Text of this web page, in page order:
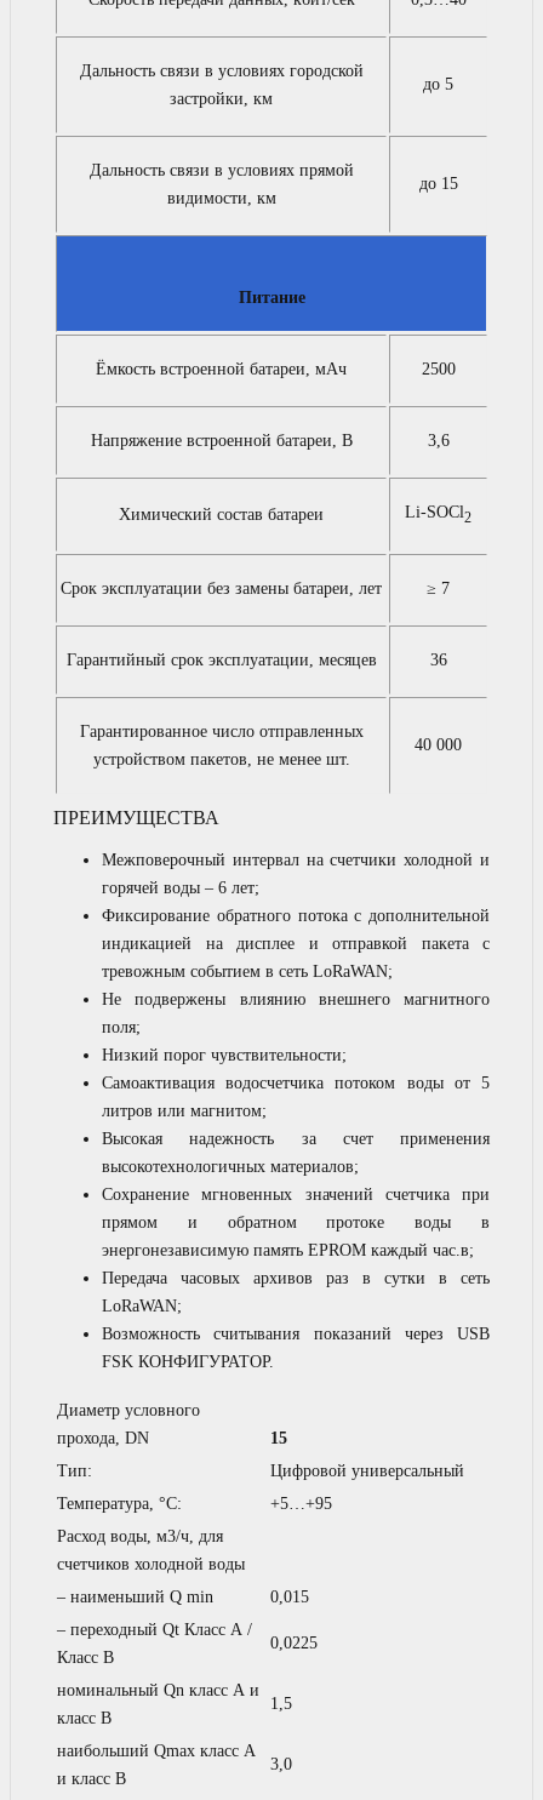
Дальность связи в условиях городской
застройки, км
до 5
Дальность связи в условиях прямой
видимости, км
до 15
Питание
Ёмкость встроенной батареи, мАч 2500
Напряжение встроенной батареи, В 3,6
Химический состав батареи Li-SOCl2
Срок эксплуатации без замены батареи, лет ≥ 7
Гарантийный срок эксплуатации, месяцев 36
Гарантированное число отправленных
устройством пакетов, не менее шт.
40 000
ПРЕИМУЩЕСТВА
Межповерочный интервал на счетчики холодной и
горячей воды – 6 лет;
Фиксирование обратного потока с дополнительной
индикацией на дисплее и отправкой пакета с
тревожным событием в сеть LoRaWAN;
Не подвержены влиянию внешнего магнитного
поля;
Низкий порог чувствительности;
Самоактивация водосчетчика потоком воды от 5
литров или магнитом;
Высокая надежность за счет применения
высокотехнологичных материалов;
Сохранение мгновенных значений счетчика при
прямом и обратном протоке воды в
энергонезависимую память EPROM каждый час.в;
Передача часовых архивов раз в сутки в сеть
LoRaWAN;
Возможность считывания показаний через USB
FSK КОНФИГУРАТОР.
Диаметр условного
прохода, DN
15
Тип:
Цифровой универсальный
Температура, °С:
+5…+95
Расход воды, м3/ч, для
счетчиков холодной воды
– наименьший Q min
0,015
– переходный Qt Класс А /
Класс В
0,0225
номинальный Qn класс А и
класс В
1,5
наибольший Qmax класс А
и класс В
3,0